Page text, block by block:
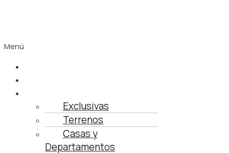
Menú
Exclusivas
Terrenos
Casas y
Departamentos